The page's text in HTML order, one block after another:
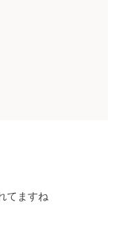
てますね